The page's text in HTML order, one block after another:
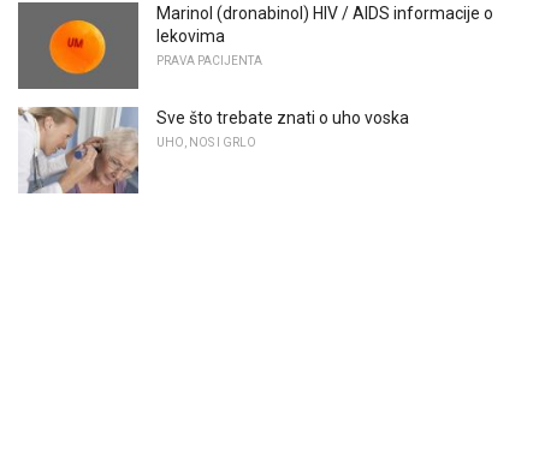
Marinol (dronabinol) HIV / AIDS informacije o
lekovima
PRAVA PACIJENTA
Sve što trebate znati o uho voska
UHO, NOS I GRLO